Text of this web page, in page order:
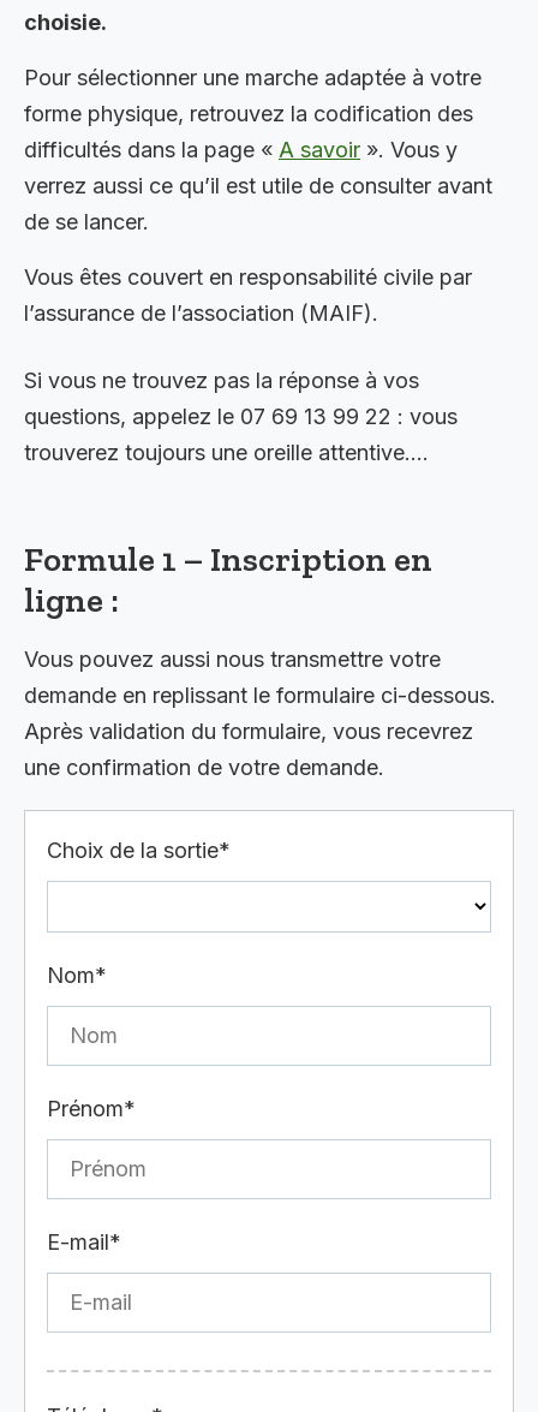
choisie.
Pour sélectionner une marche adaptée à votre
forme physique, retrouvez la codification des
difficultés dans la page « A savoir ». Vous y
verrez aussi ce qu’il est utile de consulter avant
de se lancer.
Vous êtes couvert en responsabilité civile par
l’assurance de l’association (MAIF).
Si vous ne trouvez pas la réponse à vos
questions, appelez le 07 69 13 99 22 : vous
trouverez toujours une oreille attentive….
Formule 1 – Inscription en
ligne :
Vous pouvez aussi nous transmettre votre
demande en replissant le formulaire ci-dessous.
Après validation du formulaire, vous recevrez
une confirmation de votre demande.
Choix de la sortie*
Nom*
Prénom*
E-mail*